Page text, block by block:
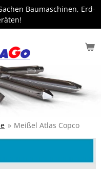
Baumaschinen, Erd-
» Meißel Atlas Copco